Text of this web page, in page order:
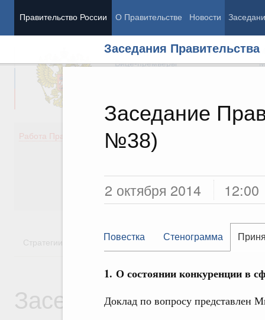
Правительство России О Правительстве Новости
Заседания Правительства
Заседание
№38)
2 октября 2014 12:00
Повестка Стенограмма
1. О состоянии конкуренции в
Доклад по вопросу представлен
Председатель Правительства
Вице-премьеры
Работа Правительства
Демография
Здоровье
Общество
Государство
Стратегии Государственные программы
Заседания